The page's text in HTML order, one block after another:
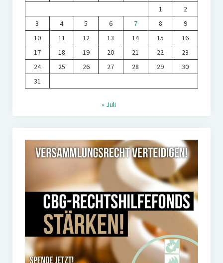
1
2
3
4 5 6 7 8
9
10
11 12 13 14 15
16
17
18 19 20 21 22
23
24
25 26 27 28 29
30
31
« Juli